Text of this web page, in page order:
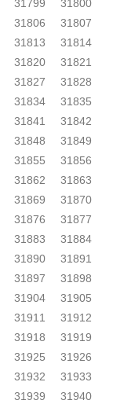
31799
31800
31806
31807
31813
31814
31820
31821
31827
31828
31834
31835
31841
31842
31848
31849
31855
31856
31862
31863
31869
31870
31876
31877
31883
31884
31890
31891
31897
31898
31904
31905
31911
31912
31918
31919
31925
31926
31932
31933
31939
31940